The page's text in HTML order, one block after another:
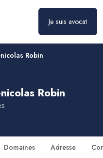
Je suis avocat
Robin
Robin
Domaines Adresse